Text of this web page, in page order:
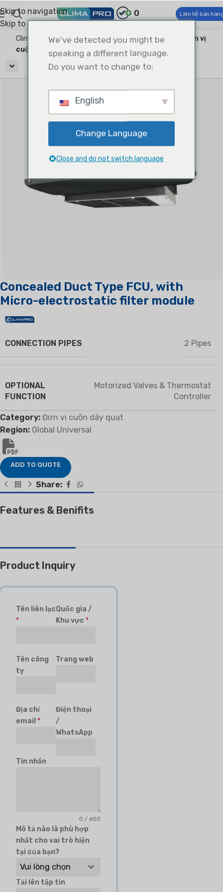
Skip to navigation
Skip to main content
0 Liên hệ bán
Climapro® HVAC thương mại Sản phẩm Air Side
Đơn vị
cuộn dây quạt
Concealed Duct Type FCU, with
Micro-electrostatic filter module
CONNECTION PIPES 2 Pipes
OPTIONAL
FUNCTION
Motorized Valves & Thermostat
Controller
Category: Đơn vị cuộn dây quạt
Region: Global Universal
ADD TO QUOTE
Share:
Features & Benifits
Product Inquiry
Tên liên lạc
*
Quốc gia /
Khu vực*
Tên công
ty
Trang web
Địa chỉ
email *
Điện thoại
/
WhatsApp
Tin nhắn
0 / 600
Mô tả nào là phù hợp
nhất cho vai trò hiện
tại của bạn?
Vui lòng chọn
Tải lên tập tin
We've detected you might be
speaking a different language.
Do you want to change to:
English
Change Language
Close and do not switch language